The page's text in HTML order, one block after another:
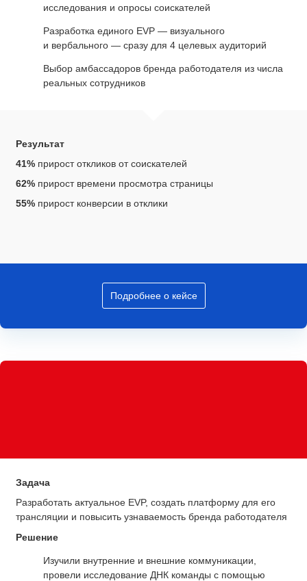
Подробнее о кейсе
исследования и опросы соискателей
Разработка единого EVP — визуального
и вербального — сразу для 4 целевых аудиторий
Выбор амбассадоров бренда работодателя из числа
реальных сотрудников
Результат
41% прирост откликов от соискателей
62% прирост времени просмотра страницы
55% прирост конверсии в отклики
Задача
Разработать актуальное EVP, создать платформу для его
трансляции и повысить узнаваемость бренда работодателя
Решение
Изучили внутренние и внешние коммуникации,
провели исследование ДНК команды с помощью